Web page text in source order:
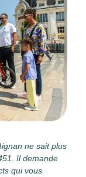
ne sait plus
Il demande
qui vous